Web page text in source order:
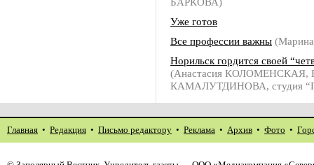
Уже готов
Все профессии важны
Норильск гордится своей
(Анастасия КОЛОМЕНСКАЯ,
КАМАЛУТДИНОВА, студия
Главная • Редакция • Письмо редактору • Реклама • Архив • Фото •